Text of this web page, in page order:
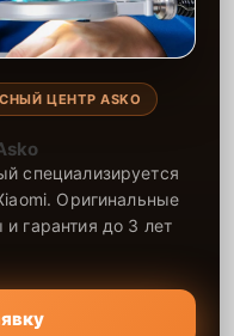
ЦЕНТР ASKO
специализируется
Оригинальные
гарантия до 3 лет